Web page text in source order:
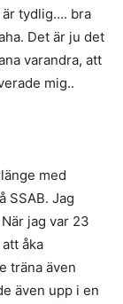
är tydlig…. bra
Det är ju det
varandra, att
mig..
med
SSAB. Jag
jag var 23
åka
träna även
även upp i en